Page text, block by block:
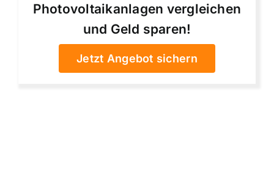
Photovoltaikanlagen vergleichen
und Geld sparen!
Jetzt Angebot sichern